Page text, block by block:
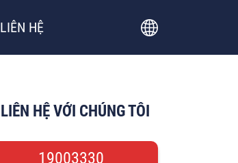
LIÊN HỆ
LIÊN HỆ VỚI CHÚNG TÔI
19003330